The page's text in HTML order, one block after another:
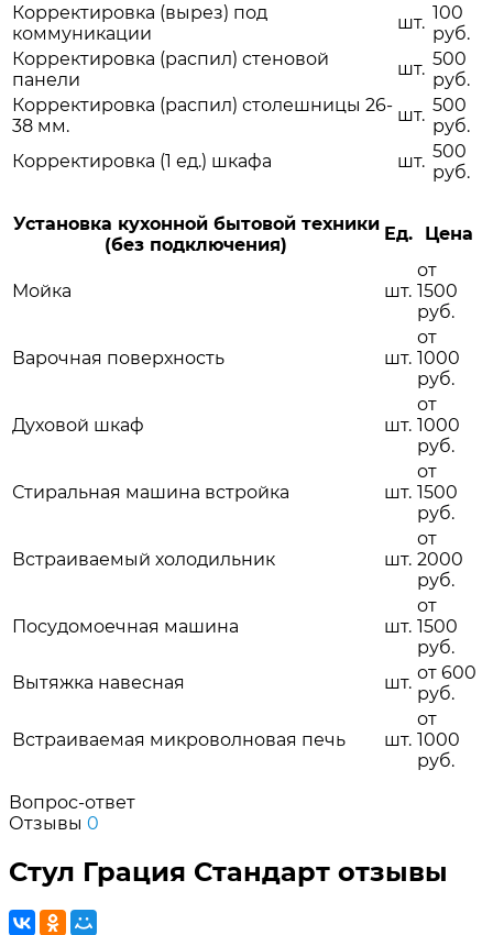
Корректировка (вырез) под
коммуникации
шт. 100
руб.
Корректировка (распил) стеновой
панели
шт. 500
руб.
Корректировка (распил) столешницы 26-
38 мм.
шт. 500
руб.
Корректировка (1 ед.) шкафа
шт. 500
руб.
Установка кухонной бытовой техники
(без подключения)
Ед. Цена
Мойка шт.
от
1500
руб.
Варочная поверхность шт.
от
1000
руб.
Духовой шкаф шт.
от
1000
руб.
Стиральная машина встройка шт.
от
1500
руб.
Встраиваемый холодильник шт.
от
2000
руб.
Посудомоечная машина шт.
от
1500
руб.
Вытяжка навесная
шт. от 600
руб.
Встраиваемая микроволновая печь шт.
от
1000
руб.
Вопрос-ответ
Отзывы 0
Стул Грация Стандарт отзывы